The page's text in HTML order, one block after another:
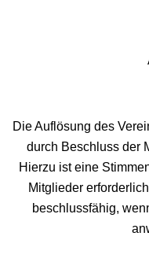
Die Auflösung des
durch Beschluss der
Hierzu ist eine
Mitglieder
beschlussfähig,